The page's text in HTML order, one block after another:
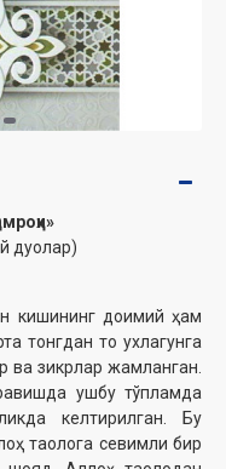
дуолар)
кишининг доимий ҳам
тонгдан то ухлагунга
ва зикрлар жамланган.
ушбу тўпламда
келтирилган. Бу
таолога севимли бир